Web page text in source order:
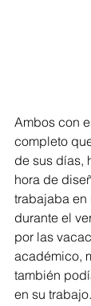
Ambos con
completo
de sus días,
hora de
trabajaba en
durante el
por las
académico,
también
en su trabajo.